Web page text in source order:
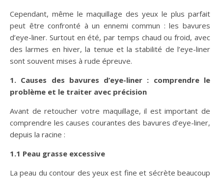
Cependant, même le maquillage des yeux le plus parfait
peut être confronté à un ennemi commun : les bavures
d’eye-liner. Surtout en été, par temps chaud ou froid, avec
des larmes en hiver, la tenue et la stabilité de l’eye-liner
sont souvent mises à rude épreuve.
1. Causes des bavures d’eye-liner : comprendre le
problème et le traiter avec précision
Avant de retoucher votre maquillage, il est important de
comprendre les causes courantes des bavures d’eye-liner,
depuis la racine :
1.1 Peau grasse excessive
La peau du contour des yeux est fine et sécrète beaucoup